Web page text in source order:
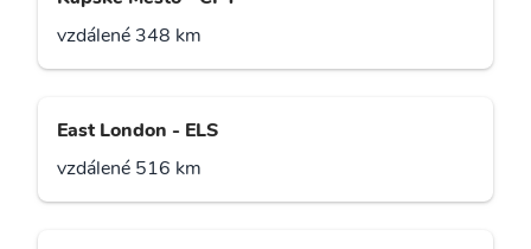
vzdálené 348 km
East London - ELS
vzdálené 516 km